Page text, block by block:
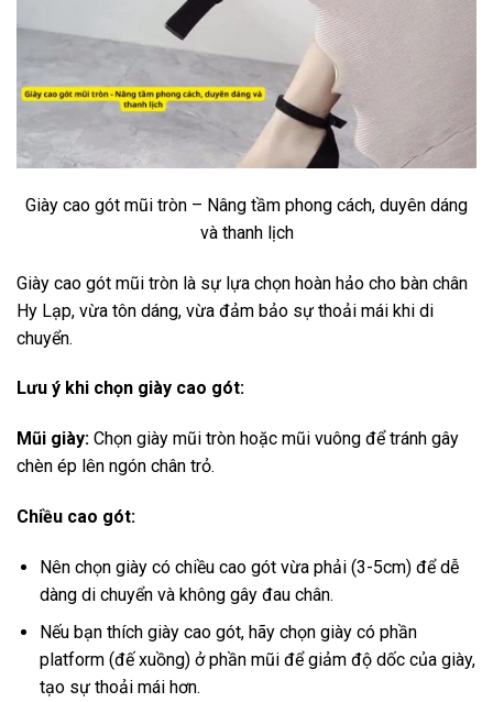
Giày cao gót mũi tròn – Nâng tầm phong cách, duyên dáng
và thanh lịch
Giày cao gót mũi tròn là sự lựa chọn hoàn hảo cho bàn chân
Hy Lạp, vừa tôn dáng, vừa đảm bảo sự thoải mái khi di
chuyển.
Lưu ý khi chọn giày cao gót:
Mũi giày: Chọn giày mũi tròn hoặc mũi vuông để tránh gây
chèn ép lên ngón chân trỏ.
Chiều cao gót:
Nên chọn giày có chiều cao gót vừa phải (3-5cm) để dễ
dàng di chuyển và không gây đau chân.
Nếu bạn thích giày cao gót, hãy chọn giày có phần
platform (đế xuồng) ở phần mũi để giảm độ dốc của giày,
tạo sự thoải mái hơn.